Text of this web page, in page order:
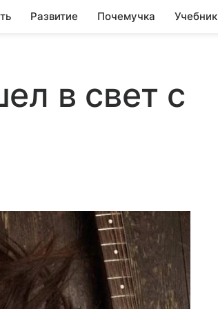
Развитие Почемучка Учебник
в свет с